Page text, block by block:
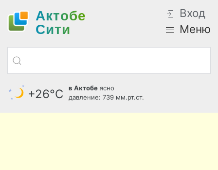
Актобе
Cити
Вход
Меню
+26°С в Актобе ясно
давление: 739 мм.рт.ст.